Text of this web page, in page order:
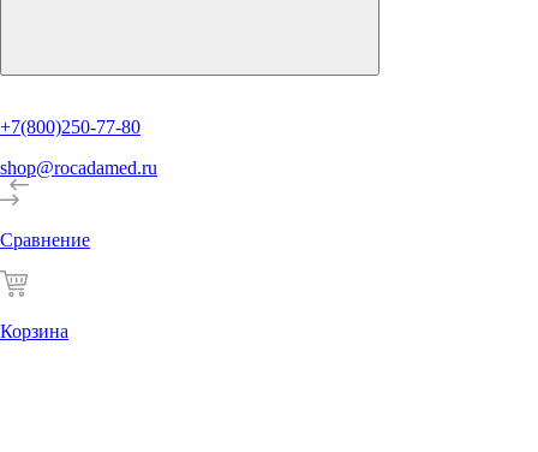
+7(800)250-77-80
shop@rocadamed.ru
Сравнение
Корзина